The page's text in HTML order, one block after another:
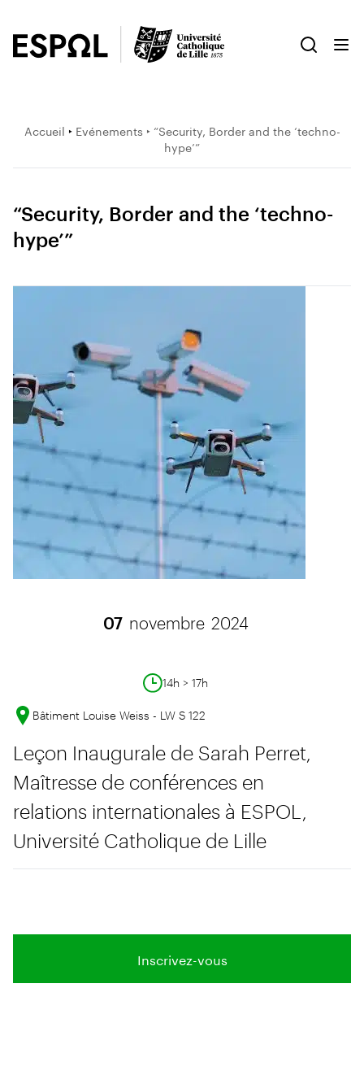
Accueil ‣ Evénements ‣ “Security, Border and the ‘techno-
hype’”
“Security, Border and the ‘techno-
hype’”
07 novembre 2024
14h > 17h
Bâtiment Louise Weiss - LW S 122
Leçon Inaugurale de Sarah Perret,
Maîtresse de conférences en
relations internationales à ESPOL,
Université Catholique de Lille
Inscrivez-vous